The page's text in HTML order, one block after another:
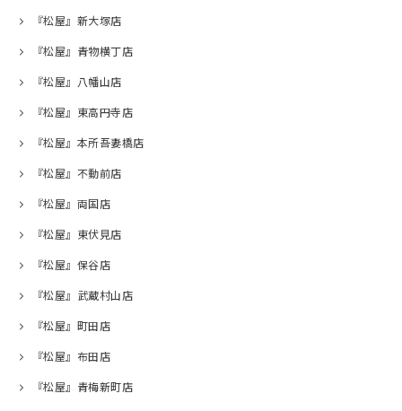
『松屋』新大塚店
『松屋』青物横丁店
『松屋』八幡山店
『松屋』東高円寺店
『松屋』本所吾妻橋店
『松屋』不動前店
『松屋』両国店
『松屋』東伏見店
『松屋』保谷店
『松屋』武蔵村山店
『松屋』町田店
『松屋』布田店
『松屋』青梅新町店